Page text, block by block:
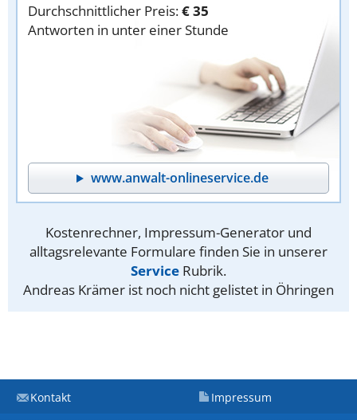
Durchschnittlicher Preis:€ 35
Antworten in unter einer Stunde
www.anwalt-onlineservice.de
Kostenrechner, Impressum-Generator und
alltagsrelevante Formulare finden Sie in unserer
Service Rubrik.
Andreas Krämer ist noch nicht gelistet in Öhringen
Kontakt Impressum